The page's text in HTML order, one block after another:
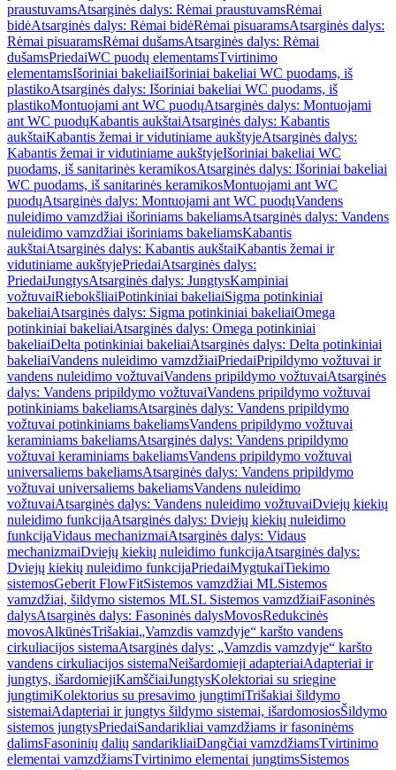
praustuvamsAtsarginės dalys: Rėmai praustuvamsRėmai
bidėAtsarginės dalys: Rėmai bidėRėmai pisuaramsAtsarginės dalys:
Rėmai pisuaramsRėmai dušamsAtsarginės dalys: Rėmai
dušamsPriedaiWC puodų elementamsTvirtinimo
elementamsIšoriniai bakeliaiIšoriniai bakeliai WC puodams, iš
plastikoAtsarginės dalys: Išoriniai bakeliai WC puodams, iš
plastikoMontuojami ant WC puodųAtsarginės dalys: Montuojami
ant WC puodųKabantis aukštaiAtsarginės dalys: Kabantis
aukštaiKabantis žemai ir vidutiniame aukštyjeAtsarginės dalys:
Kabantis žemai ir vidutiniame aukštyjeIšoriniai bakeliai WC
puodams, iš sanitarinės keramikosAtsarginės dalys: Išoriniai bakeliai
WC puodams, iš sanitarinės keramikosMontuojami ant WC
puodųAtsarginės dalys: Montuojami ant WC puodųVandens
nuleidimo vamzdžiai išoriniams bakeliamsAtsarginės dalys: Vandens
nuleidimo vamzdžiai išoriniams bakeliamsKabantis
aukštaiAtsarginės dalys: Kabantis aukštaiKabantis žemai ir
vidutiniame aukštyjePriedaiAtsarginės dalys:
PriedaiJungtysAtsarginės dalys: JungtysKampiniai
vožtuvaiRiebokšliaiPotinkiniai bakeliaiSigma potinkiniai
bakeliaiAtsarginės dalys: Sigma potinkiniai bakeliaiOmega
potinkiniai bakeliaiAtsarginės dalys: Omega potinkiniai
bakeliaiDelta potinkiniai bakeliaiAtsarginės dalys: Delta potinkiniai
bakeliaiVandens nuleidimo vamzdžiaiPriedaiPripildymo vožtuvai ir
vandens nuleidimo vožtuvaiVandens pripildymo vožtuvaiAtsarginės
dalys: Vandens pripildymo vožtuvaiVandens pripildymo vožtuvai
potinkiniams bakeliamsAtsarginės dalys: Vandens pripildymo
vožtuvai potinkiniams bakeliamsVandens pripildymo vožtuvai
keraminiams bakeliamsAtsarginės dalys: Vandens pripildymo
vožtuvai keraminiams bakeliamsVandens pripildymo vožtuvai
universaliems bakeliamsAtsarginės dalys: Vandens pripildymo
vožtuvai universaliems bakeliamsVandens nuleidimo
vožtuvaiAtsarginės dalys: Vandens nuleidimo vožtuvaiDviejų kiekių
nuleidimo funkcijaAtsarginės dalys: Dviejų kiekių nuleidimo
funkcijaVidaus mechanizmaiAtsarginės dalys: Vidaus
mechanizmaiDviejų kiekių nuleidimo funkcijaAtsarginės dalys:
Dviejų kiekių nuleidimo funkcijaPriedaiMygtukaiTiekimo
sistemosGeberit FlowFitSistemos vamzdžiai MLSistemos
vamzdžiai, šildymo sistemos MLSL Sistemos vamzdžiaiFasoninės
dalysAtsarginės dalys: Fasoninės dalysMovosRedukcinės
movosAlkūnėsTrišakiai„Vamzdis vamzdyje“ karšto vandens
cirkuliacijos sistemaAtsarginės dalys: „Vamzdis vamzdyje“ karšto
vandens cirkuliacijos sistemaNeišardomieji adapteriaiAdapteriai ir
jungtys, išardomiejiKamščiaiJungtysKolektoriai su sriegine
jungtimiKolektorius su presavimo jungtimiTrišakiai šildymo
sistemaiAdapteriai ir jungtys šildymo sistemai, išardomosiosŠildymo
sistemos jungtysPriedaiSandarikliai vamzdžiams ir fasoninėms
dalimsFasoninių dalių sandarikliaiDangčiai vamzdžiamsTvirtinimo
elementai vamzdžiamsTvirtinimo elementai jungtimsSistemos